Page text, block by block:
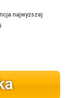
najwyższej